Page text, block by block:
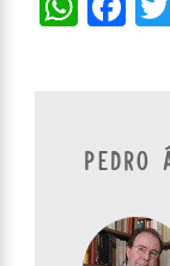
PEDRO